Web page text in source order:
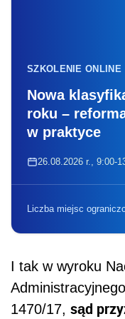
SZKOLENIE ONLINE
Nowa
roku –
w praktyce
26.08.2026 r., 9:00-
Liczba miejsc
I tak w wyroku
1470/17, sąd